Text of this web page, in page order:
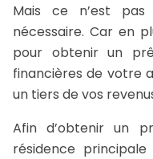
Mais ce n’est
nécessaire. Car en
pour obtenir un
financières de votre
un tiers de vos
Afin d’obtenir un
résidence